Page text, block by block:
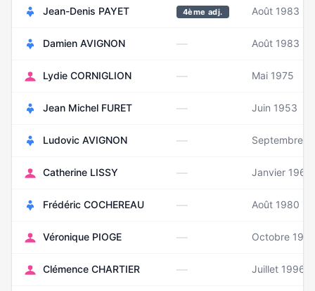
Jean-Denis PAYET 4ème adj. Août 1983
Damien AVIGNON — Août 1983
Lydie CORNIGLION — Mai 1975
Jean Michel FURET — Juin 1953
Ludovic AVIGNON — Septembre
Catherine LISSY — Janvier 1962
Frédéric COCHEREAU — Août 1980
Véronique PIOGE — Octobre
Clémence CHARTIER — Juillet 1996